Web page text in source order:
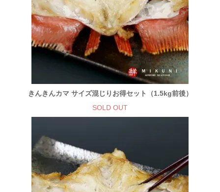
きんきんカマ サイズ混じりお得セット（1.5kg前後）
SOLD OUT